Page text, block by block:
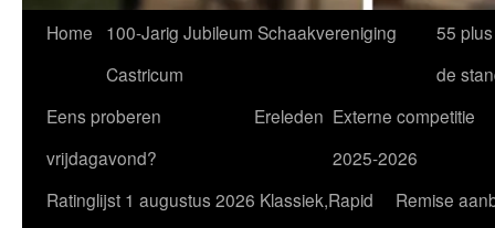
Home
100-Jarig Jubileum Schaakvereniging
Castricum
55
de
Eens proberen
vrijdagavond?
Ereleden Externe competitie
2025-2026
Ratinglijst 1 augustus 2026 Klassiek,Rapid
Remise